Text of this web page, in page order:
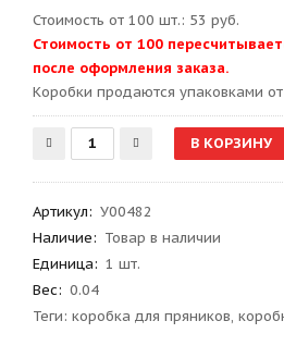
Стоимость от 100 шт.: 53 руб.
Стоимость от 100
после оформления заказа.
Kоробки продаются упаковками
Артикул: У00482
Наличие: Товар в наличии
Единица: 1 шт.
Вес: 0.04
Теги: коробка для пряников,